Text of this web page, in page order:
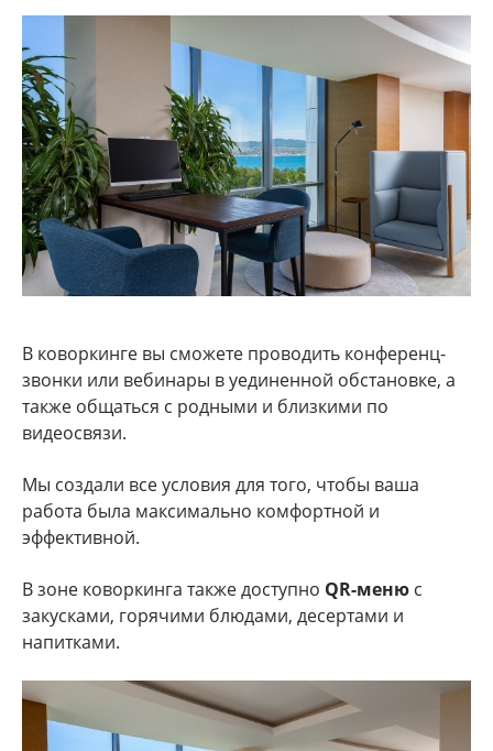
В коворкинге вы сможете проводить конференц-
звонки или вебинары в уединенной обстановке, а
также общаться с родными и близкими по
видеосвязи.
Мы создали все условия для того, чтобы ваша
работа была максимально комфортной и
эффективной.
В зоне коворкинга также доступно QR-меню с
закусками, горячими блюдами, десертами и
напитками.